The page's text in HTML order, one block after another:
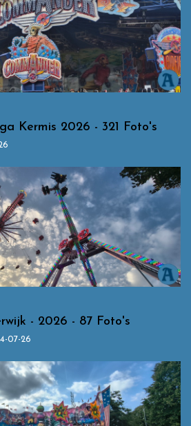
Kermis 2026 - 321 Foto's
- 2026 - 87 Foto's
07-26